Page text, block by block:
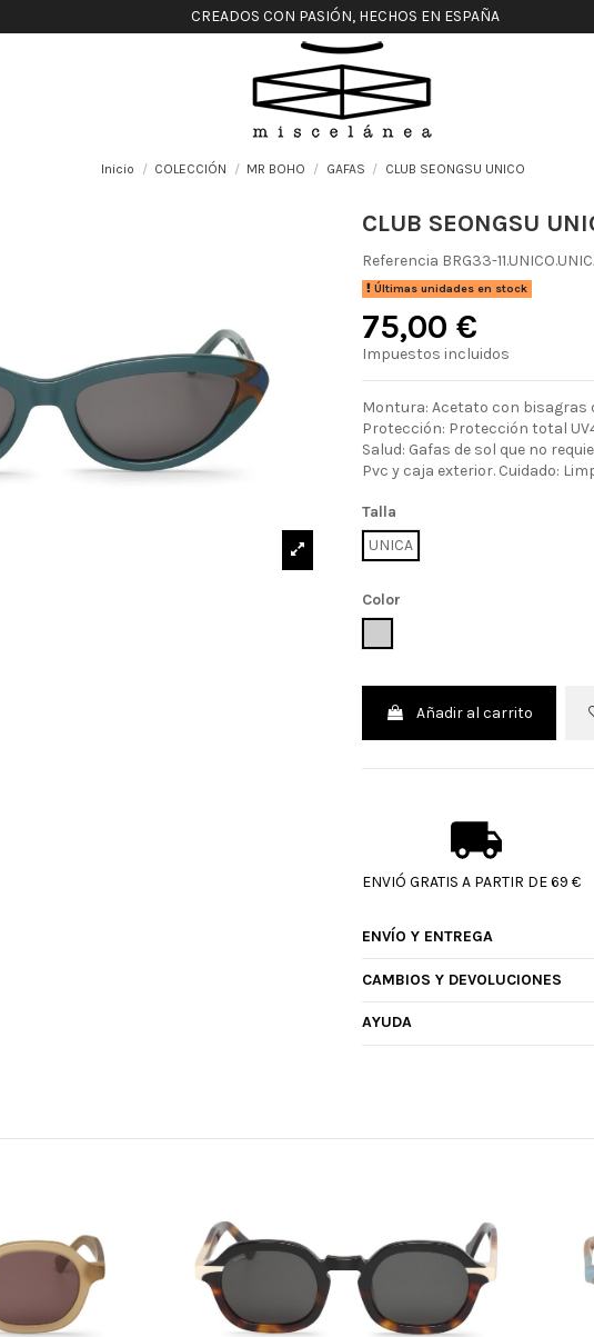
CREADOS CON PASIÓN, HECHOS EN ESPAÑA
Inicio COLECCIÓN MR BOHO GAFAS CLUB SEONGSU UNICO
CLUB SEONGSU
Referencia BRG33-
Últimas unidades en stock
75,00 €
Impuestos incluidos
Montura: Acetato con bisagras
Protección: Protección total
Salud: Gafas de sol que no
Pvc y caja exterior. Cuidado:
Talla
UNICA
Color
Añadir al carrito
ENVIÓ GRATIS A PARTIR DE 69 €
ENVÍO Y ENTREGA
CAMBIOS Y DEVOLUCIONES
AYUDA